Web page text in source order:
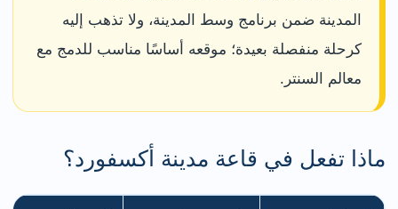
المدينة ضمن برنامج وسط المدينة، ولا تذهب إليه
كرحلة منفصلة بعيدة؛ موقعه أساسًا مناسب للدمج مع
معالم السنتر.
ماذا تفعل في قاعة مدينة أكسفورد؟